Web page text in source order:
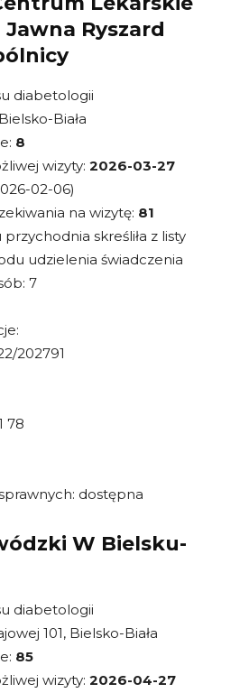
Jawna Ryszard
diabetologii
Biała
8
wizyty: 2026-03-27
02-06)
na wizytę: 81
skreśliła z listy
udzielenia świadczenia
7
202791
78
dostępna
W Bielsku-
diabetologii
101, Bielsko-Biała
85
wizyty: 2026-04-27